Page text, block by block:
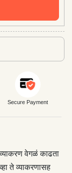
Secure Payment
वेगळं काढता
ते व्याकरणासह